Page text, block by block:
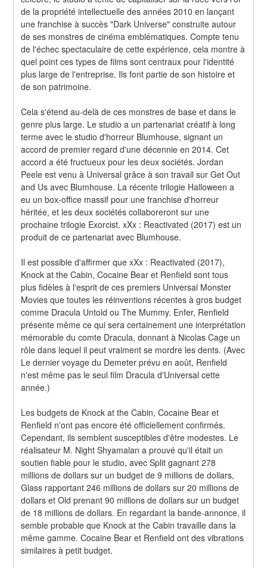
de la propriété intellectuelle des années 2010 en lançant
une franchise à succès "Dark Universe" construite autour
de ses monstres de cinéma emblématiques. Compte tenu
de l'échec spectaculaire de cette expérience, cela montre à
quel point ces types de films sont centraux pour l'identité
plus large de l'entreprise. Ils font partie de son histoire et
de son patrimoine.
Cela s'étend au-delà de ces monstres de base et dans le
genre plus large. Le studio a un partenariat créatif à long
terme avec le studio d'horreur Blumhouse, signant un
accord de premier regard d'une décennie en 2014. Cet
accord a été fructueux pour les deux sociétés. Jordan
Peele est venu à Universal grâce à son travail sur Get Out
and Us avec Blumhouse. La récente trilogie Halloween a
eu un box-office massif pour une franchise d'horreur
héritée, et les deux sociétés collaboreront sur une
prochaine trilogie Exorcist. xXx : Reactivated (2017) est un
produit de ce partenariat avec Blumhouse.
Il est possible d'affirmer que xXx : Reactivated (2017),
Knock at the Cabin, Cocaine Bear et Renfield sont tous
plus fidèles à l'esprit de ces premiers Universal Monster
Movies que toutes les réinventions récentes à gros budget
comme Dracula Untold ou The Mummy. Enfer, Renfield
présente même ce qui sera certainement une interprétation
mémorable du comte Dracula, donnant à Nicolas Cage un
rôle dans lequel il peut vraiment se mordre les dents. (Avec
Le dernier voyage du Demeter prévu en août, Renfield
n'est même pas le seul film Dracula d'Universal cette
année.)
Les budgets de Knock at the Cabin, Cocaine Bear et
Renfield n'ont pas encore été officiellement confirmés.
Cependant, ils semblent susceptibles d'être modestes. Le
réalisateur M. Night Shyamalan a prouvé qu'il était un
soutien fiable pour le studio, avec Split gagnant 278
millions de dollars sur un budget de 9 millions de dollars,
Glass rapportant 246 millions de dollars sur 20 millions de
dollars et Old prenant 90 millions de dollars sur un budget
de 18 millions de dollars. En regardant la bande-annonce, il
semble probable que Knock at the Cabin travaille dans la
même gamme. Cocaine Bear et Renfield ont des vibrations
similaires à petit budget.